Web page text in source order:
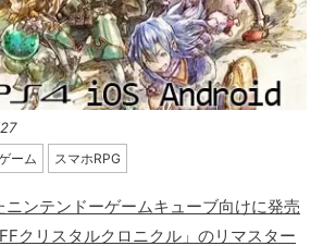
ーム スマホRPG
ンテンドーゲームキューブ向けに発売
クリスタルクロニクル」のリマスター